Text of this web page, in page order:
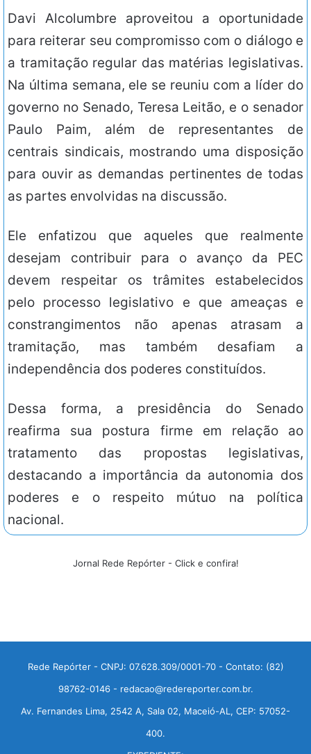
Davi Alcolumbre aproveitou a oportunidade
para reiterar seu compromisso com o diálogo e
a tramitação regular das matérias legislativas.
Na última semana, ele se reuniu com a líder do
governo no Senado, Teresa Leitão, e o senador
Paulo Paim, além de representantes de
centrais sindicais, mostrando uma disposição
para ouvir as demandas pertinentes de todas
as partes envolvidas na discussão.
Ele enfatizou que aqueles que realmente
desejam contribuir para o avanço da PEC
devem respeitar os trâmites estabelecidos
pelo processo legislativo e que ameaças e
constrangimentos não apenas atrasam a
tramitação, mas também desafiam a
independência dos poderes constituídos.
Dessa forma, a presidência do Senado
reafirma sua postura firme em relação ao
tratamento das propostas legislativas,
destacando a importância da autonomia dos
poderes e o respeito mútuo na política
nacional.
Jornal Rede Repórter - Click e confira!
Rede Repórter - CNPJ: 07.628.309/0001-70 - Contato: (82)
98762-0146 - redacao@redereporter.com.br.
Av. Fernandes Lima, 2542 A, Sala 02, Maceió-AL, CEP: 57052-
400.